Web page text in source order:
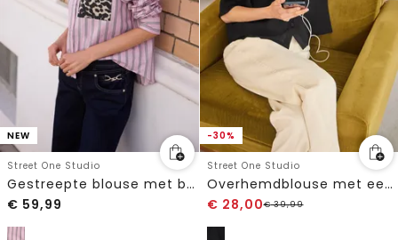
NEW
Street One Studio
Gestreepte blouse met borstzak
€ 59,99
-30%
Street One Studio
Overhemdblouse met een gekreukte textuur
€ 28,00€39,99